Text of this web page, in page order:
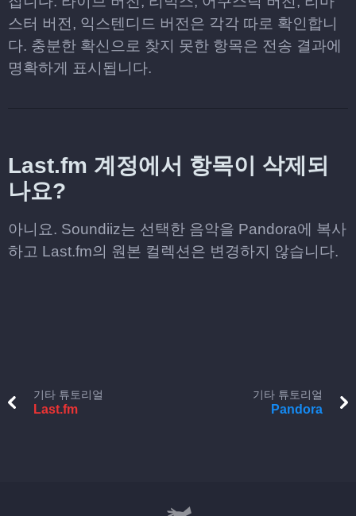
스터 버전, 익스텐디드 버전은 각각 따로 확인합니
다. 충분한 확신으로 찾지 못한 항목은 전송 결과에
명확하게 표시됩니다.
Last.fm 계정에서 항목이 삭제되
나요?
아니요. Soundiiz는 선택한 음악을 Pandora에 복사
하고 Last.fm의 원본 컬렉션은 변경하지 않습니다.
기타 튜토리얼
Last.fm
기타 튜토리얼
Pandora